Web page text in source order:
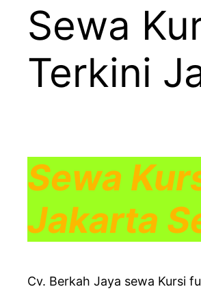
Sewa
Terkini
Sewa
Jakarta
Cv. Berkah Jaya sewa Kursi